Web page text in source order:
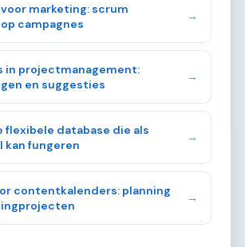
marketing: scrum
campagnes
→
in projectmanagement:
en suggesties
→
flexibele database die als
fungeren
→
contentkalenders: planning
→